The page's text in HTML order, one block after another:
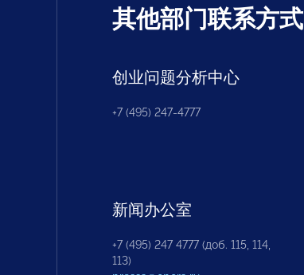
其他部门联系方式
创业问题分析中心
+7 (495) 247-4777
新闻办公室
+7 (495) 247 4777 (доб. 115, 114,
113)